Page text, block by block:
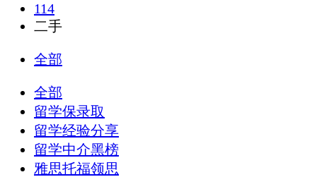
114
二手
全部
全部
留学保录取
留学经验分享
留学中介黑榜
雅思托福领思